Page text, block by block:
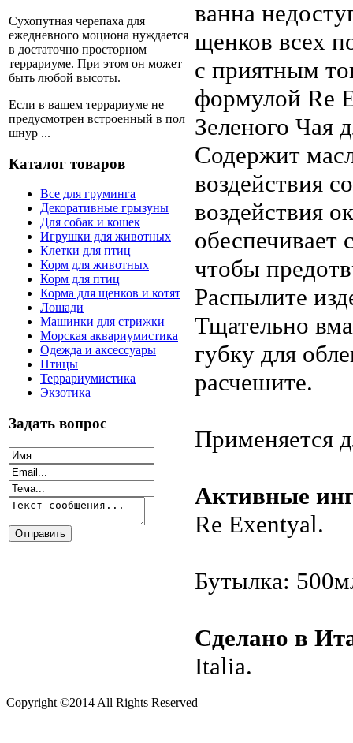
Сухопутная черепаха для
ежедневного моциона нуждается
в достаточно просторном
террариуме. При этом он может
быть любой высоты.
Если в вашем террариуме не
предусмотрен встроенный в пол
шнур ...
Каталог товаров
Все для груминга
Декоративные грызуны
Для собак и кошек
Игрушки для животных
Клетки для птиц
Корм для животных
Корм для птиц
Корма для щенков и котят
Лошади
Машинки для стрижки
Морская аквариумистика
Одежда и аксессуары
Птицы
Террариумистика
Экзотика
Задать вопрос
ванна
щенков всех
с приятным
формулой Re
Зеленого Чая
Содержит
воздействия
воздействия
обеспечивает
чтобы
Распылите
Тщательно
губку для
расчешите.
Применяется
Активные
Re Exentyal.
Бутылка:
Сделано в
Italia.
Copyright ©2014 All Rights Reserved